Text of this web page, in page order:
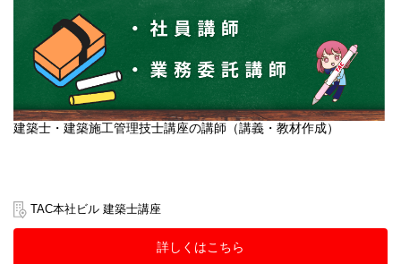
建築士・建築施工管理技士講座の講師（講義・教材作成）
TAC本社ビル 建築士講座
詳しくはこちら